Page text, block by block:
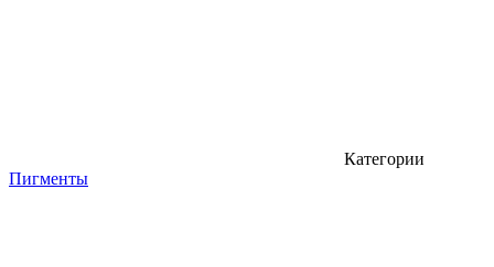
Категории
Пигменты